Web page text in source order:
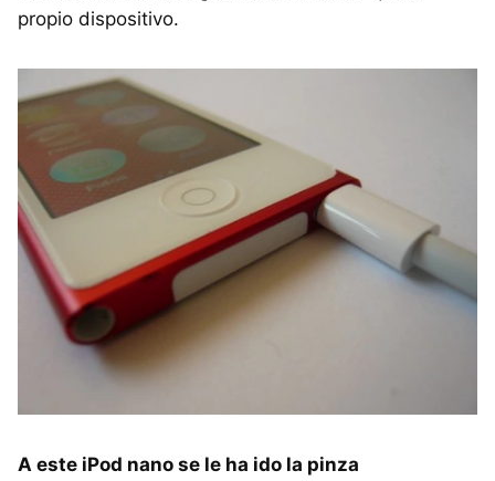
propio dispositivo.
A este iPod nano se le ha ido la pinza